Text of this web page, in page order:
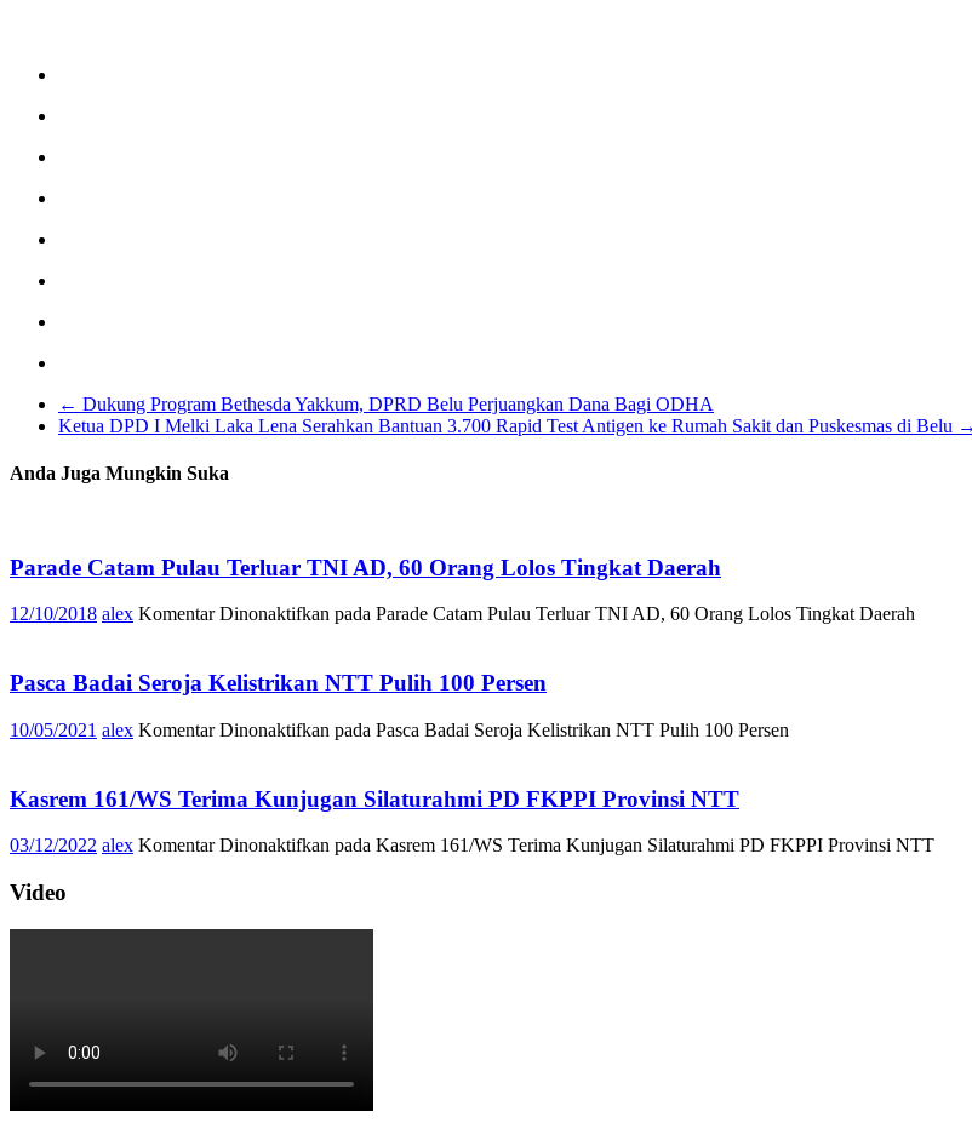
← Dukung Program Bethesda Yakkum, DPRD Belu Perjuangkan Dana Bagi ODHA
Ketua DPD I Melki Laka Lena Serahkan Bantuan 3.700 Rapid Test Antigen ke Rumah Sakit dan Puskesmas di Belu →
Anda Juga Mungkin Suka
Parade Catam Pulau Terluar TNI AD, 60 Orang Lolos Tingkat Daerah
12/10/2018 alex Komentar Dinonaktifkan pada Parade Catam Pulau Terluar TNI AD, 60 Orang Lolos Tingkat Daerah
Pasca Badai Seroja Kelistrikan NTT Pulih 100 Persen
10/05/2021 alex Komentar Dinonaktifkan pada Pasca Badai Seroja Kelistrikan NTT Pulih 100 Persen
Kasrem 161/WS Terima Kunjugan Silaturahmi PD FKPPI Provinsi NTT
03/12/2022 alex Komentar Dinonaktifkan pada Kasrem 161/WS Terima Kunjugan Silaturahmi PD FKPPI Provinsi NTT
Video